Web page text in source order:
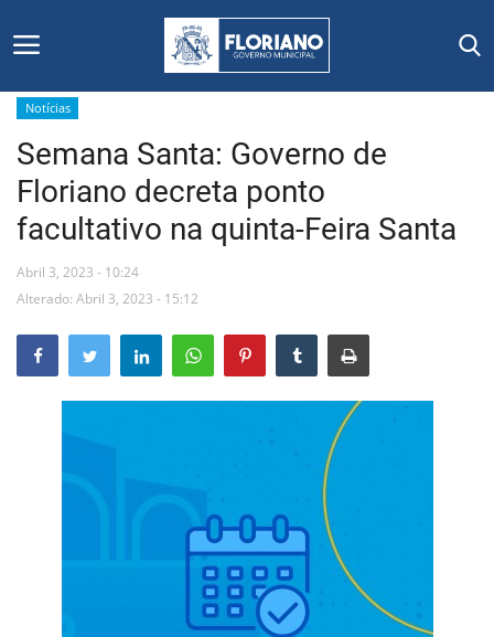
Início
Editais
Floriano
Mural de Licitações
Notícias
Semana Santa: Governo de
Floriano decreta ponto
facultativo na quinta-Feira Santa
Abril 3, 2023 - 10:24
Alterado: Abril 3, 2023 - 15:12